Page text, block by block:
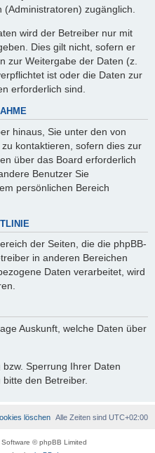
zugänglich.
wird der Betreiber nur mit
Dies gilt nicht, sofern er
zur Weitergabe der Daten (z.
ist oder die Daten zur
erforderlich sind.
hinaus, Sie unter den von
kontaktieren, sofern dies zur
über das Board erforderlich
Benutzer Sie
persönlichen Bereich
der Seiten, die die phpBB-
in anderen Bereichen
Daten verarbeitet, wird
Auskunft, welche Daten über
Sperrung Ihrer Daten
den Betreiber.
Alle Zeiten sind UTC+02:00
löschen
© phpBB Limited